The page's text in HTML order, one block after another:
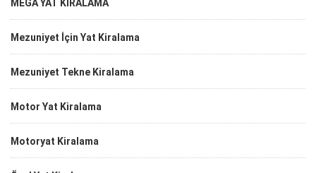
MEGA YAT KİRALAMA
Mezuniyet İçin Yat Kiralama
Mezuniyet Tekne Kiralama
Motor Yat Kiralama
Motoryat Kiralama